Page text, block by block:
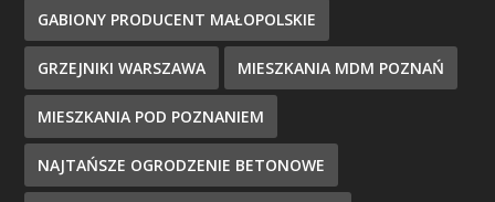
GABIONY PRODUCENT MAŁOPOLSKIE
GRZEJNIKI WARSZAWA MIESZKANIA MDM POZNAŃ
MIESZKANIA POD POZNANIEM
NAJTAŃSZE OGRODZENIE BETONOWE